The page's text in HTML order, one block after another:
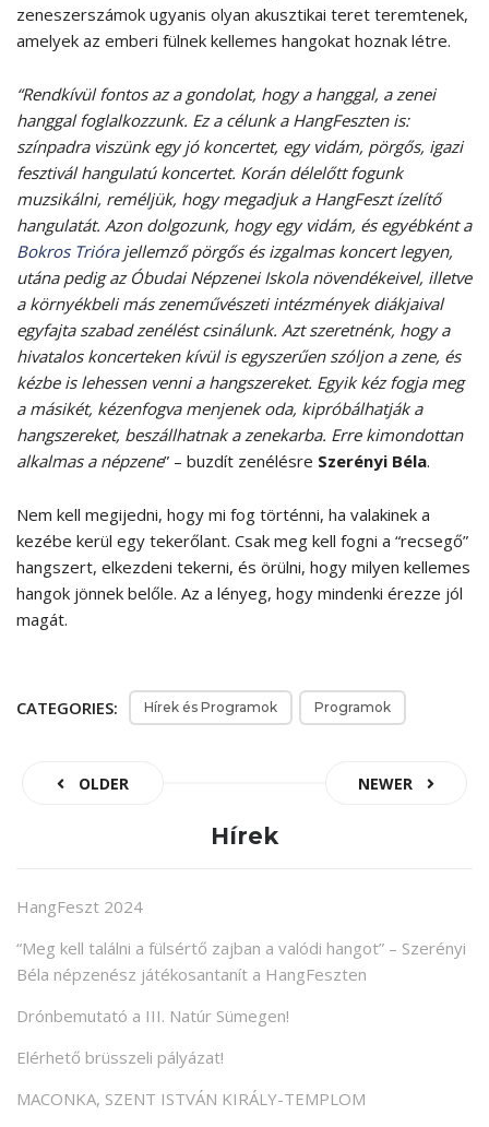
zeneszerszámok ugyanis olyan akusztikai teret teremtenek,
amelyek az emberi fülnek kellemes hangokat hoznak létre.
“Rendkívül fontos az a gondolat, hogy a hanggal, a zenei
hanggal foglalkozzunk. Ez a célunk a HangFeszten is:
színpadra viszünk egy jó koncertet, egy vidám, pörgős, igazi
fesztivál hangulatú koncertet. Korán délelőtt fogunk
muzsikálni, reméljük, hogy megadjuk a HangFeszt ízelítő
hangulatát. Azon dolgozunk, hogy egy vidám, és egyébként a
Bokros Triórajellemző pörgős és izgalmas koncert legyen,
utána pedig az Óbudai Népzenei Iskola növendékeivel, illetve
a környékbeli más zeneművészeti intézmények diákjaival
egyfajta szabad zenélést csinálunk. Azt szeretnénk, hogy a
hivatalos koncerteken kívül is egyszerűen szóljon a zene, és
kézbe is lehessen venni a hangszereket. Egyik kéz fogja meg
a másikét, kézenfogva menjenek oda, kipróbálhatják a
hangszereket, beszállhatnak a zenekarba. Erre kimondottan
alkalmas a népzene” – buzdít zenélésre Szerényi Béla.
Nem kell megijedni, hogy mi fog történni, ha valakinek a
kezébe kerül egy tekerőlant. Csak meg kell fogni a “recsegő”
hangszert, elkezdeni tekerni, és örülni, hogy milyen kellemes
hangok jönnek belőle. Az a lényeg, hogy mindenki érezze jól
magát.
CATEGORIES: Hírek és Programok Programok
OLDER NEWER
Hírek
HangFeszt 2024
“Meg kell találni a fülsértő zajban a valódi hangot” – Szerényi
Béla népzenész játékosantanít a HangFeszten
Drónbemutató a III. Natúr Sümegen!
Elérhető brüsszeli pályázat!
MACONKA, SZENT ISTVÁN KIRÁLY-TEMPLOM